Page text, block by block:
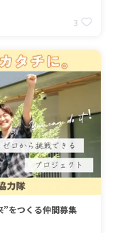
3
”をつくる仲間募集